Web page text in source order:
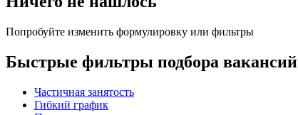
Попробуйте изменить формулировку или фильтры
Быстрые фильтры подбора вакансий
Частичная занятость
Гибкий график